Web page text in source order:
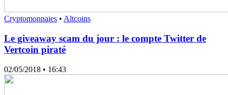
Cryptomonnaies • Altcoins
Le giveaway scam du jour : le compte Twitter de
Vertcoin piraté
02/05/2018 • 16:43